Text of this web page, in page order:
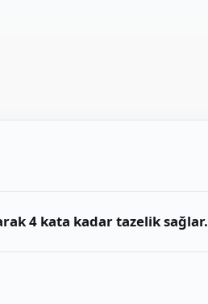
4 kata kadar tazelik sağlar.